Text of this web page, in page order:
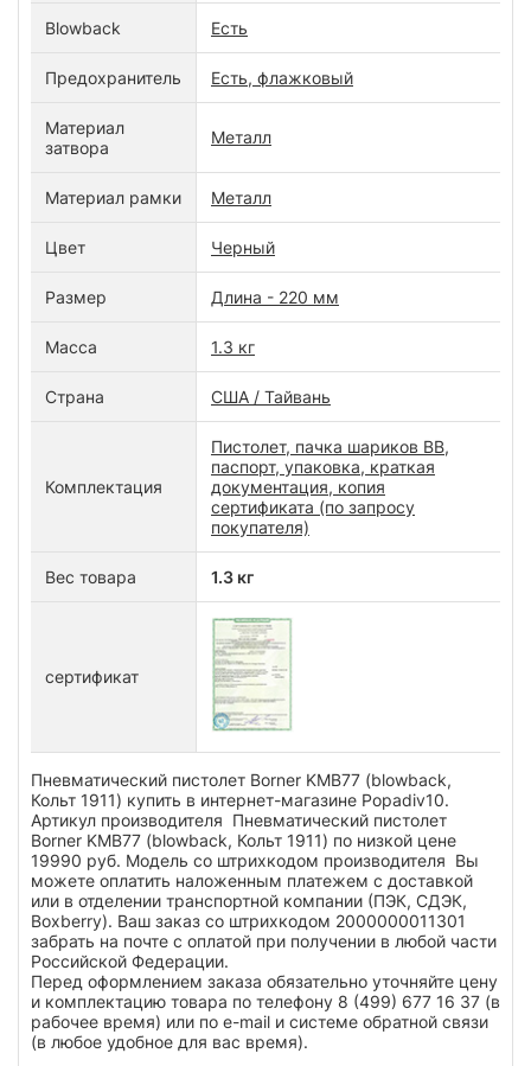
Blowback Есть
Предохранитель Есть, флажковый
Материал
затвора
Металл
Материал рамки Металл
Цвет Черный
Размер Длина - 220 мм
Масса 1.3 кг
Страна США / Тайвань
Комплектация
Пистолет, пачка шариков BB,
паспорт, упаковка, краткая
документация, копия
сертификата (по запросу
покупателя)
Вес товара 1.3 кг
сертификат
Пневматический пистолет Borner KMB77 (blowback,
Кольт 1911) купить в интернет-магазине Popadiv10.
Артикул производителя Пневматический пистолет
Borner KMB77 (blowback, Кольт 1911) по низкой цене
19990 руб. Модель со штрихкодом производителя Вы
можете оплатить наложенным платежем с доставкой
или в отделении транспортной компании (ПЭК, СДЭК,
Boxberry). Ваш заказ со штрихкодом 2000000011301
забрать на почте с оплатой при получении в любой части
Российской Федерации.
Перед оформлением заказа обязательно уточняйте цену
и комплектацию товара по телефону 8 (499) 677 16 37 (в
рабочее время) или по e-mail и системе обратной связи
(в любое удобное для вас время).